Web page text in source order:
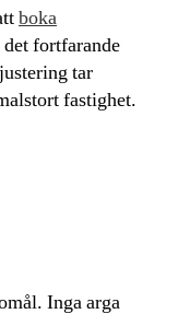
boka
det fortfarande
tar
fastighet.
Inga arga